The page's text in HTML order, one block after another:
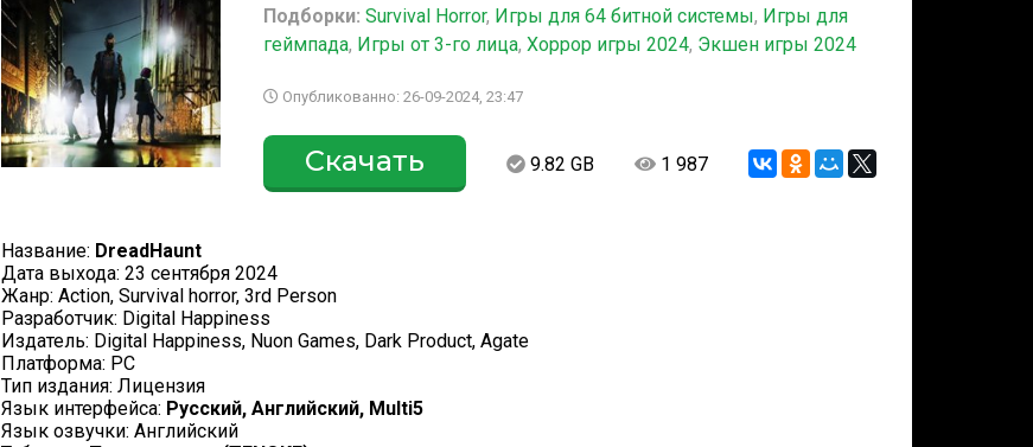
Подборки: Survival Horror, Игры для 64 битной системы, Игры для
геймпада, Игры от 3-го лица,Хоррор игры 2024, Экшен игры 2024
Опубликованно: 26-09-2024, 23:47
Скачать 9.82 GB 1 987
Название: DreadHaunt
Дата выхода: 23 сентября 2024
Жанр: Action, Survival horror, 3rd Person
Разработчик: Digital Happiness
Издатель: Digital Happiness, Nuon Games, Dark Product, Agate
Платформа: PC
Тип издания: Лицензия
Язык интерфейса: Русский, Английский, Multi5
Язык озвучки: Английский